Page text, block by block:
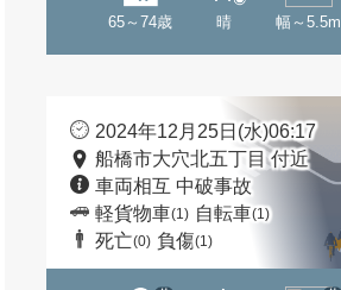
65～74歳 晴 幅～5.5m
2024年12月25日(水)06:17
船橋市大穴北五丁目 付近
車両相互 中破事故
軽貨物車(1) 自転車(1)
死亡(0) 負傷(1)